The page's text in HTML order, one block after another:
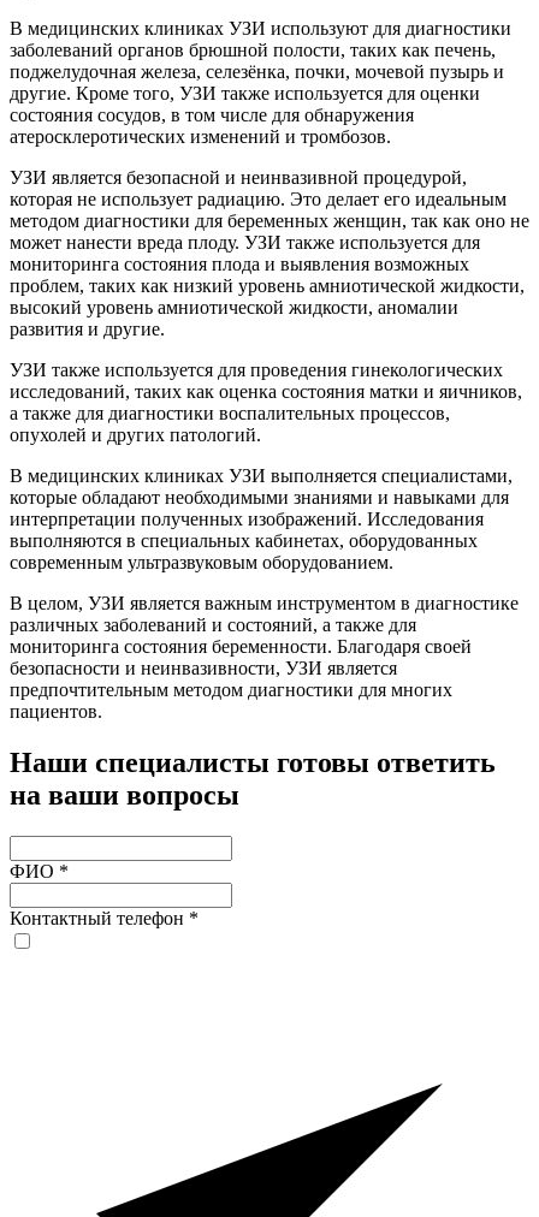
В медицинских клиниках УЗИ используют для диагностики
заболеваний органов брюшной полости, таких как печень,
поджелудочная железа, селезёнка, почки, мочевой пузырь и
другие. Кроме того, УЗИ также используется для оценки
состояния сосудов, в том числе для обнаружения
атеросклеротических изменений и тромбозов.
УЗИ является безопасной и неинвазивной процедурой,
которая не использует радиацию. Это делает его идеальным
методом диагностики для беременных женщин, так как оно не
может нанести вреда плоду. УЗИ также используется для
мониторинга состояния плода и выявления возможных
проблем, таких как низкий уровень амниотической жидкости,
высокий уровень амниотической жидкости, аномалии
развития и другие.
УЗИ также используется для проведения гинекологических
исследований, таких как оценка состояния матки и яичников,
а также для диагностики воспалительных процессов,
опухолей и других патологий.
В медицинских клиниках УЗИ выполняется специалистами,
которые обладают необходимыми знаниями и навыками для
интерпретации полученных изображений. Исследования
выполняются в специальных кабинетах, оборудованных
современным ультразвуковым оборудованием.
В целом, УЗИ является важным инструментом в диагностике
различных заболеваний и состояний, а также для
мониторинга состояния беременности. Благодаря своей
безопасности и неинвазивности, УЗИ является
предпочтительным методом диагностики для многих
пациентов.
Наши специалисты готовы ответить
на ваши вопросы
ФИО *
Контактный телефон *